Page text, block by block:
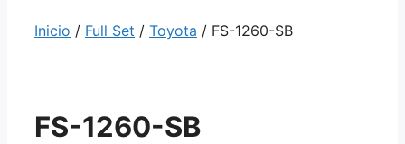
Inicio / Full Set / Toyota / FS-1260-SB
FS-1260-SB